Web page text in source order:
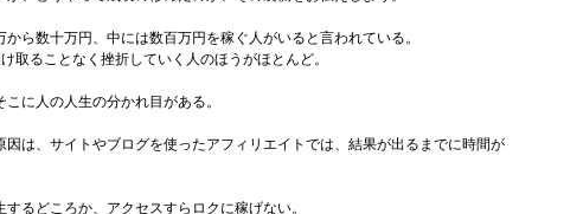
ら数十万円、中には数百万円を稼ぐ人がいると言われている。
取ることなく挫折していく人のほうがほとんど。
に人の人生の分かれ目がある。
は、サイトやブログを使ったアフィリエイトでは、結果が出るまでに時間が
るどころか、アクセスすらロクに稼げない。